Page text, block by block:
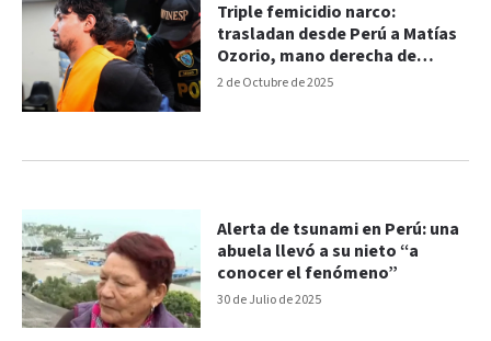
2 de Octubre de 2025
Triple femicidio narco:
trasladan desde Perú a Matías
Ozorio, mano derecha de
"Pequeño J"
30 de Julio de 2025
Alerta de tsunami en Perú: una
abuela llevó a su nieto “a
conocer el fenómeno”